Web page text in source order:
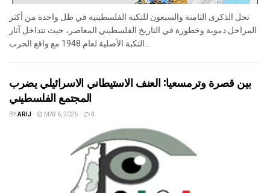
تحل الذكرى الثامنة والسبعون للنكبة الفلسطينية في ظل واحدة من أكثر
المراحل دموية وخطورة في التاريخ الفلسطيني المعاصر، حيث تتداخل آثار
النكبة الأصلية لعام 1948 مع واقع الحرب...
بين قصرة وترمسعيا: العنف الاستيطاني الاسرائيلي يضرب
المجتمع الفلسطيني
BYARIJ MAY 6, 2026 0